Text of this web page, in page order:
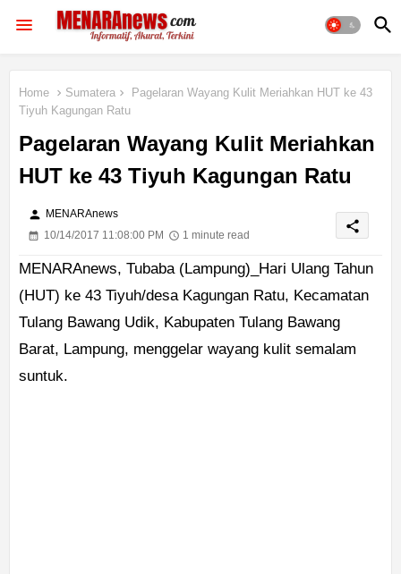
Home Sumatera
Pagelaran Wayang Kulit Meriahkan HUT ke 43
Tiyuh Kagungan Ratu
Pagelaran Wayang Kulit Meriahkan
HUT ke 43 Tiyuh Kagungan Ratu
person MENARAnews
10/14/2017 11:08:00 PM
1 minute read
share
MENARAnews, Tubaba (Lampung)_Hari Ulang Tahun
(HUT) ke 43 Tiyuh/desa Kagungan Ratu, Kecamatan
Tulang Bawang Udik, Kabupaten Tulang Bawang
Barat, Lampung, menggelar wayang kulit semalam
suntuk.